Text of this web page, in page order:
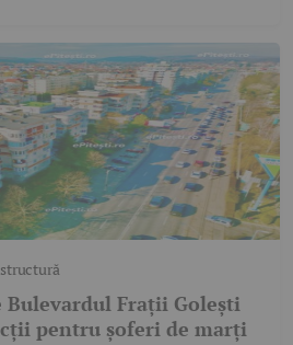
Frații Golești
pentru șoferi de marți